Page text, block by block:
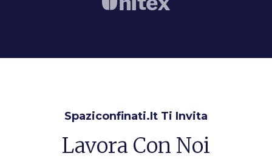
Spaziconfinati.it Ti Invita
Lavora Con Noi